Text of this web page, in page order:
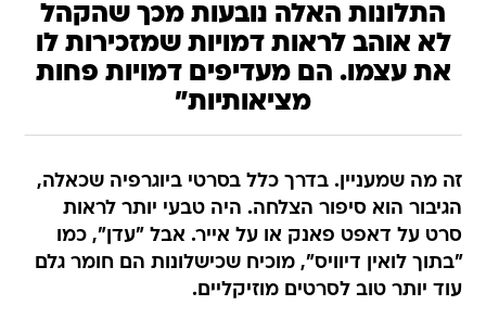
התלונות האלה נובעות מכך שהקהל
לא אוהב לראות דמויות שמזכירות לו
את עצמו. הם מעדיפים דמויות פחות
מציאותיות"
זה מה שמעניין. בדרך כלל בסרטי ביוגרפיה שכאלה,
הגיבור הוא סיפור הצלחה. היה טבעי יותר לראות
סרט על דאפט פאנק או על אייר. אבל "עדן", כמו
"בתוך לואין דיוויס", מוכיח שכישלונות הם חומר גלם
עוד יותר טוב לסרטים מוזיקליים.